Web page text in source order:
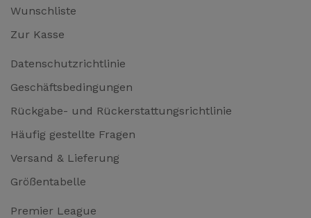
Wunschliste
Zur Kasse
Datenschutzrichtlinie
Geschäftsbedingungen
Rückgabe- und Rückerstattungsrichtlinie
Häufig gestellte Fragen
Versand & Lieferung
Größentabelle
Premier League